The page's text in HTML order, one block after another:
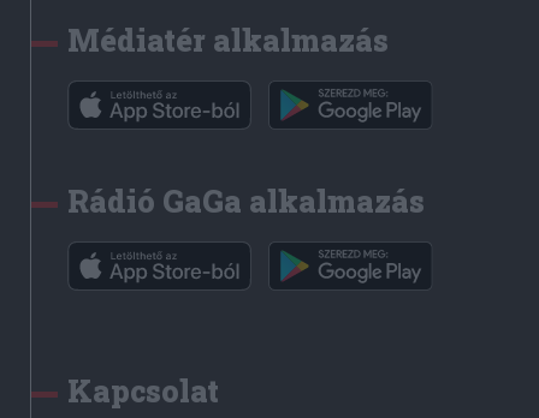
Médiatér alkalmazás
Rádió GaGa alkalmazás
Kapcsolat